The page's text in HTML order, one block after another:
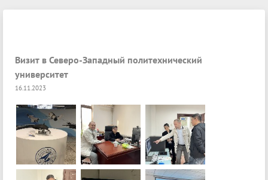
Визит в Северо-Западный политехнический
университет
16.11.2023